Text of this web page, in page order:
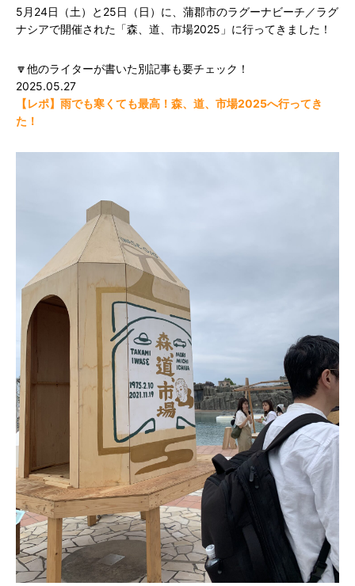
5月24日（土）と25日（日）に、蒲郡市のラグーナビーチ／ラグ
ナシアで開催された「森、道、市場2025」に行ってきました！
🔽他のライターが書いた別記事も要チェック！
2025.05.27
【レポ】雨でも寒くても最高！森、道、市場2025へ行ってき
た！